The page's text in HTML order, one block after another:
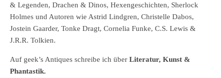
& Legenden, Drachen & Dinos, Hexengeschichten, Sherlock
Holmes und Autoren wie Astrid Lindgren, Christelle Dabos,
Jostein Gaarder, Tonke Dragt, Cornelia Funke, C.S. Lewis &
J.R.R. Tolkien.
Auf geek’s Antiques schreibe ich über Literatur, Kunst &
Phantastik.